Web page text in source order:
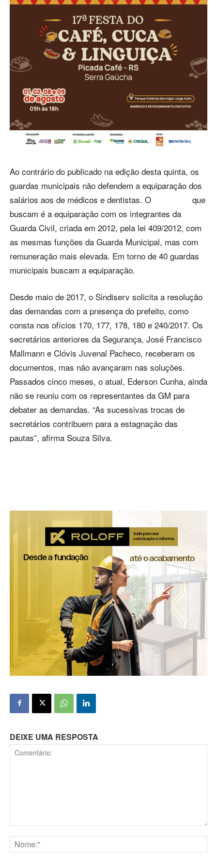
Ao contrário do publicado na edição desta quinta, os
guardas municipais não defendem a equiparação dos
salários aos de médicos e dentistas. O que
buscam é a equiparação com os integrantes da
Guarda Civil, criada em 2012, pela lei 409/2012, com
as mesmas funções da Guarda Municipal, mas com
remuneração mais elevada. Em torno de 40 guardas
municipais buscam a equiparação.
Desde maio de 2017, o Sindiserv solicita a resolução
das demandas com a presença do prefeito, como
consta nos ofícios 170, 177, 178, 180 e 240/2017. Os
secretários anteriores da Segurança, José Francisco
Mallmann e Clóvis Juvenal Pacheco, receberam os
documentos, mas não avançaram nas soluções.
Passados cinco meses, o atual, Ederson Cunha, ainda
não se reuniu com os representantes da GM para
debater as demandas. “As sucessivas trocas de
secretários contribuem para a estagnação das
pautas”, afirma Souza Silva.
DEIXE UMA RESPOSTA